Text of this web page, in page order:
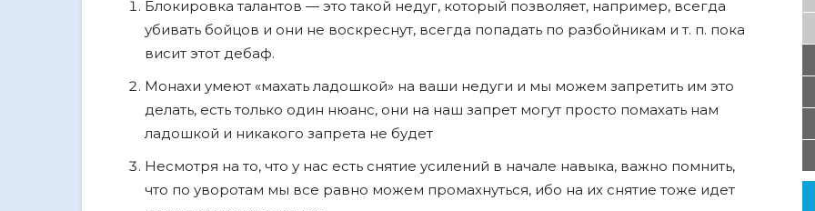
Блокировка талантов — это такой недуг, который позволяет, например, всегда
убивать бойцов и они не воскреснут, всегда попадать по разбойникам и т. п. пока
висит этот дебаф.
Монахи умеют «махать ладошкой» на ваши недуги и мы можем запретить им это
делать, есть только один нюанс, они на наш запрет могут просто помахать нам
ладошкой и никакого запрета не будет
Несмотря на то, что у нас есть снятие усилений в начале навыка, важно помнить,
что по уворотам мы все равно можем промахнуться, ибо на их снятие тоже идет